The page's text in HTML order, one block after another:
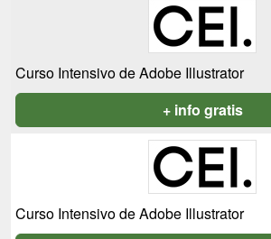
Curso Intensivo de Adobe Illustrator
+ info gratis
Curso Intensivo de Adobe Illustrator